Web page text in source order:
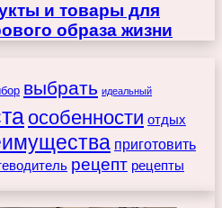
и товары для
образа жизни
выбрать идеальный
особенности отдых
приготовить
рецепт рецепты